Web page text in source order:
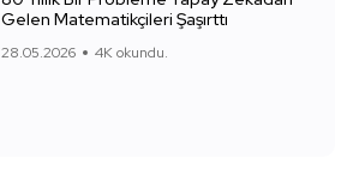
Gelen Matematikçileri Şaşırttı
28.05.2026 4K okundu.